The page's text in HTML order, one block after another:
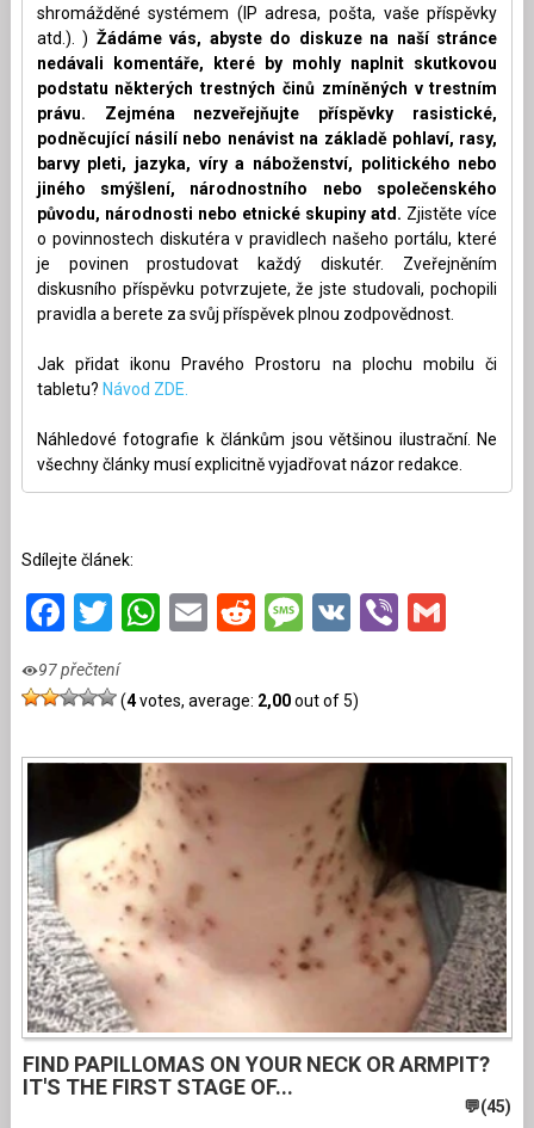
shromážděné systémem (IP adresa, pošta, vaše příspěvky
atd.). ) Žádáme vás, abyste do diskuze na naší stránce
nedávali komentáře, které by mohly naplnit skutkovou
podstatu některých trestných činů zmíněných v trestním
právu. Zejména nezveřejňujte příspěvky rasistické,
podněcující násilí nebo nenávist na základě pohlaví, rasy,
barvy pleti, jazyka, víry a náboženství, politického nebo
jiného smýšlení, národnostního nebo společenského
původu, národnosti nebo etnické skupiny atd. Zjistěte více
o povinnostech diskutéra v pravidlech našeho portálu, které
je povinen prostudovat každý diskutér. Zveřejněním
diskusního příspěvku potvrzujete, že jste studovali, pochopili
pravidla a berete za svůj příspěvek plnou zodpovědnost.
Jak přidat ikonu Pravého Prostoru na plochu mobilu či
tabletu? Návod ZDE.
Náhledové fotografie k článkům jsou většinou ilustrační. Ne
všechny články musí explicitně vyjadřovat názor redakce.
Sdílejte článek:
Facebook
TwitterWhatsApp
EmailRedditMessage
VK Viber
97 přečtení
(4votes, average: 2,00out of 5)
FIND PAPILLOMAS ON YOUR NECK OR ARMPIT?
IT'S THE FIRST STAGE OF...